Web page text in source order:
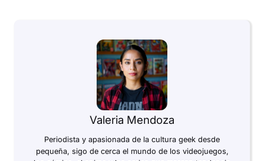
Valeria Mendoza
Periodista y apasionada de la cultura geek desde
pequeña, sigo de cerca el mundo de los videojuegos,